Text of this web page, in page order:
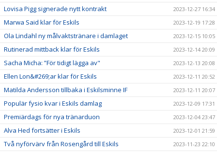
Lovisa Pigg signerade nytt kontrakt 2023-12-27 16:34
Marwa Said klar för Eskils 2023-12-19 17:28
Ola Lindahl ny målvaktstränare i damlaget 2023-12-15 10:05
Rutinerad mittback klar för Eskils 2023-12-14 20:09
Sacha Micha: ”För tidigt lägga av" 2023-12-13 20:08
Ellen Lon&#269;ar klar för Eskils 2023-12-11 20:52
Matilda Andersson tillbaka i Eskilsminne IF 2023-12-11 20:07
Populär fysio kvar i Eskils damlag 2023-12-09 17:31
Premiärdags för nya tränarduon 2023-12-04 23:47
Alva Hed fortsätter i Eskils 2023-12-01 21:59
Två nyförvärv från Rosengård till Eskils 2023-11-23 22:10